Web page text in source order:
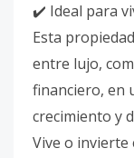
✔️ Ideal para
Esta
entre lujo,
financiero, en
crecimiento y
Vive o invierte